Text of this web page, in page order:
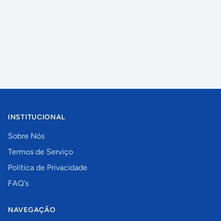
INSTITUCIONAL
Sobre Nós
Termos de Serviço
Política de Privacidade
FAQ's
NAVEGAÇÃO